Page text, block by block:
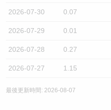
2026-07-30 0.07
2026-07-29 0.01
2026-07-28 0.27
2026-07-27 1.15
最後更新時間: 2026-08-07